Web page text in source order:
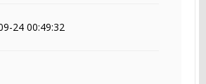
24 00:49:32